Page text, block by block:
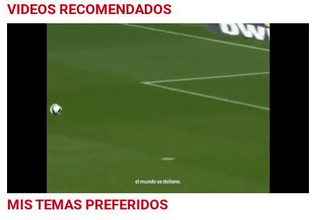
VIDEOS RECOMENDADOS
0
seconds
MIS TEMAS PREFERIDOS